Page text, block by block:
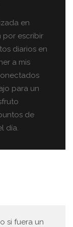
en
por escribir
diarios en
a mis
para un
de
día.
si fuera un